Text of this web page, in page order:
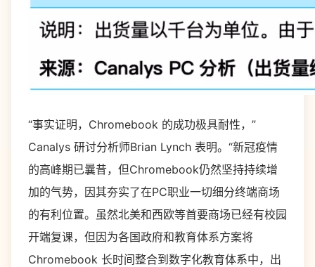
“事实证明，Chromebook 的成功极具耐性，”
Canalys 研讨分析师Brian Lynch 表明。“新冠疫情
的高峰期已曩昔，但Chromebook仍然坚持持续增
加的气势，因其夯实了在PC职业一切细分终端商场
的有利位置。虽然北美和西欧等首要商场已经有校园
开端复课，但因为各国政府和教育体系方案将
Chromebook 长时间整合到数字化教育体系中，出